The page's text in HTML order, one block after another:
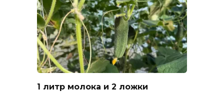
1 литр молока и 2 ложки